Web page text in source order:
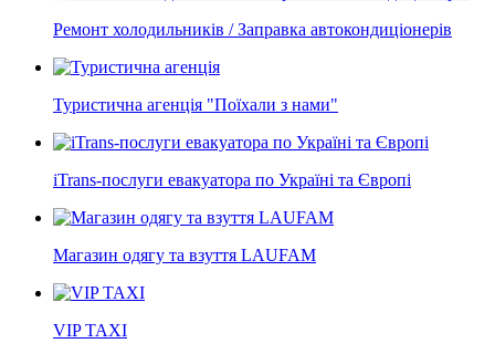
Ремонт холодильників / Заправка автокондиціонерів
Туристична агенція "Поїхали з нами"
iTrans-послуги евакуатора по Україні та Європі
Магазин одягу та взуття LAUFAM
VIP TAXI